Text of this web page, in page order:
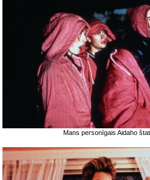
Mans personīgais Aidaho